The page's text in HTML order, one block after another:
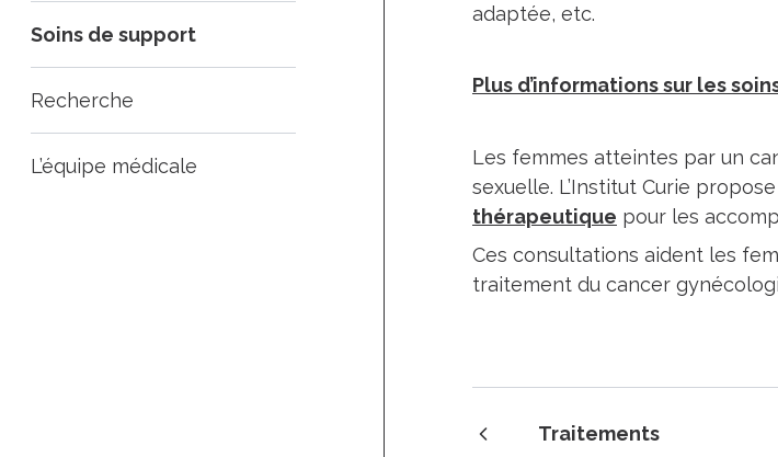
Soins de support
Recherche
L’équipe médicale
adaptée, etc.
Plus d’informations sur les
Les femmes atteintes par un
sexuelle. L’Institut Curie
thérapeutique pour les
Ces consultations aident les
traitement du cancer
Traitements